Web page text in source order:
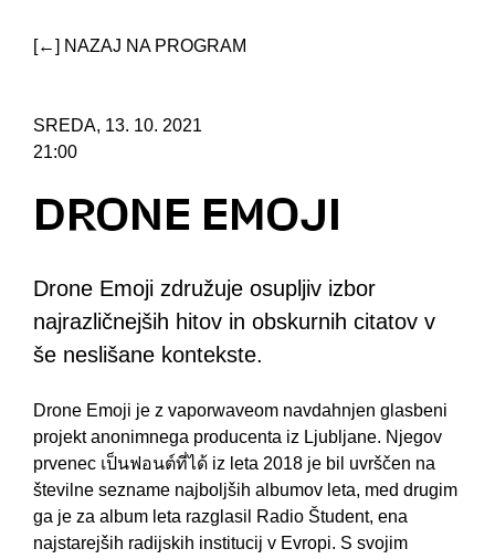
[←] NAZAJ NA PROGRAM
SREDA, 13. 10. 2021
21:00
DRONE EMOJI
Drone Emoji združuje osupljiv izbor
najrazličnejših hitov in obskurnih citatov v
še neslišane kontekste.
Drone Emoji je z vaporwaveom navdahnjen glasbeni
projekt anonimnega producenta iz Ljubljane. Njegov
prvenec เป็นฟอนต์ที่ได้ iz leta 2018 je bil uvrščen na
številne sezname najboljših albumov leta, med drugim
ga je za album leta razglasil Radio Študent, ena
najstarejših radijskih institucij v Evropi. S svojim